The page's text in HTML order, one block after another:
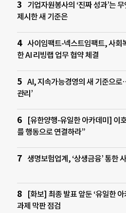
기업자원봉사의 ‘진짜 성과’는
제시한 새 기준은
사이임팩트-넥스트임팩트, 사회
한 AI 리빙랩 업무 협약 체결
AI, 지속가능경영의 새 기준으로
관리’
[유한양행-유일한 아카데미] 이
를 행동으로 연결하라”
생명보험업계, ‘상생금융’ 통한
[화보] 최종 발표 앞둔 ‘유일한
과제 막판 점검